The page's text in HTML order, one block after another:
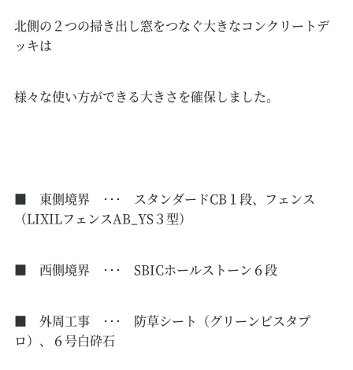
北側の２つの掃き出し窓をつなぐ大きなコンクリートデ
ッキは
様々な使い方ができる大きさを確保しました。
■ 東側境界 ･･･ スタンダードCB１段、フェンス
（LIXILフェンスAB_YS３型）
■ 西側境界 ･･･ SBICホールストーン６段
■ 外周工事 ･･･ 防草シート（グリーンビスタプ
ロ）、６号白砕石